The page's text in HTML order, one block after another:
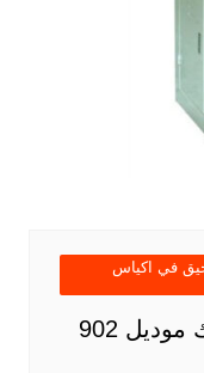
في اكياس
ماكينات تعبئة السكر اتوماتيك موديل 902